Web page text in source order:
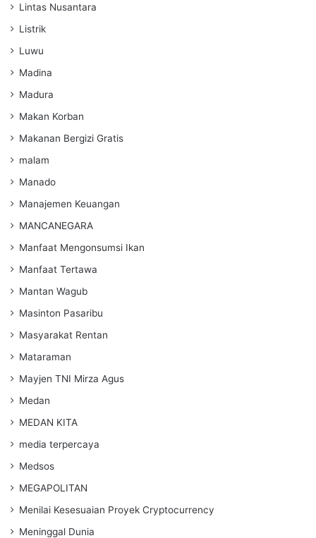
Lintas Nusantara
Listrik
Luwu
Madina
Madura
Makan Korban
Makanan Bergizi Gratis
malam
Manado
Manajemen Keuangan
MANCANEGARA
Manfaat Mengonsumsi Ikan
Manfaat Tertawa
Mantan Wagub
Masinton Pasaribu
Masyarakat Rentan
Mataraman
Mayjen TNI Mirza Agus
Medan
MEDAN KITA
media terpercaya
Medsos
MEGAPOLITAN
Menilai Kesesuaian Proyek Cryptocurrency
Meninggal Dunia